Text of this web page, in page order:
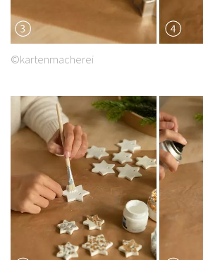
©kartenmacherei